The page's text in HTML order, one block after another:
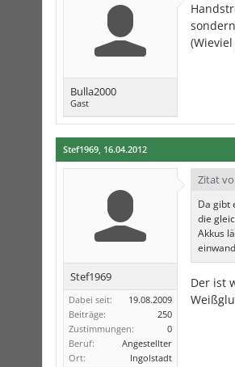
Bulla2000
Gast
Stef1969, 16.04.2012
Stef1969
Dabei seit:
19.08.2009
Beiträge:
250
Zustimmungen:
0
Beruf:
Angestellter
Ort:
Ingolstadt
Zitat
Da gibt
die
Akkus
Der ist